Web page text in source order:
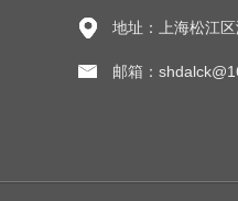
地址：上海松江
邮箱：